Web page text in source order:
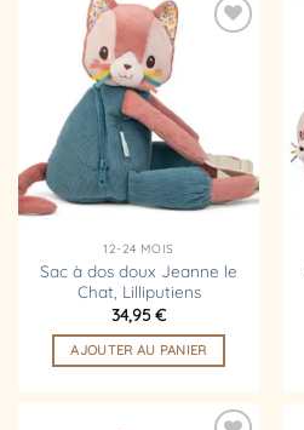
12-24 MOIS
Sac à dos doux Jeanne le
Chat, Lilliputiens
34,95€
AJOUTER AU PANIER